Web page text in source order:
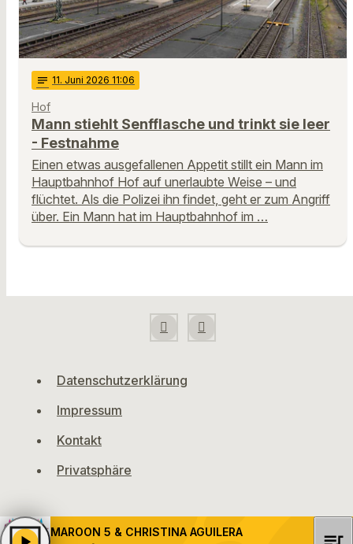
notes 11. Juni 2026 11:06
Hof
Mann stiehlt Senfflasche und trinkt sie leer
- Festnahme
Einen etwas ausgefallenen Appetit stillt ein Mann im
Hauptbahnhof Hof auf unerlaubte Weise – und
flüchtet. Als die Polizei ihn findet, geht er zum Angriff
über. Ein Mann hat im Hauptbahnhof im …
Datenschutzerklärung
Impressum
Kontakt
Privatsphäre
MAROON 5 & CHRISTINA AGUILERA